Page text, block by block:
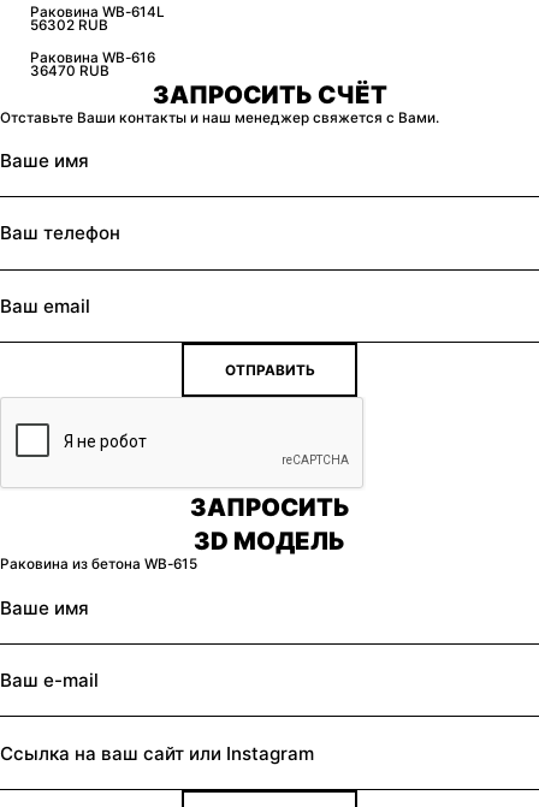
Раковина WB-614L
56302 RUB
Раковина WB-616
36470 RUB
ЗАПРОСИТЬ СЧЁТ
Отставьте Ваши контакты и наш менеджер свяжется с Вами.
ОТПРАВИТЬ
ЗАПРОСИТЬ
3D МОДЕЛЬ
Раковина из бетона WB-615